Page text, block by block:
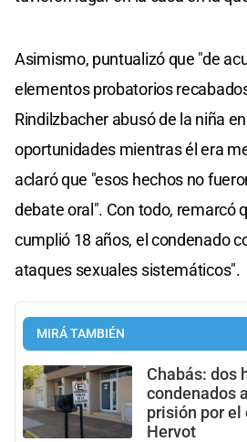
Asimismo, puntualizó que "de
elementos probatorios
Rindilzbacher abusó de la niña
oportunidades mientras él era
aclaró que "esos hechos no
debate oral". Con todo, remarcó
cumplió 18 años, el condenado
ataques sexuales sistemáticos".
MIRÁ TAMBIÉN
Chabás: dos
condenados
prisión por el
Hervot